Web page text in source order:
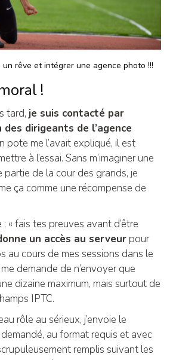
un rêve et intégrer une agence photo !!!
!
tard, je suis contacté par
dirigeants de l’agence
pote me l’avait expliqué, il est
à l’essai. Sans m’imaginer une
de la cour des grands, je
ça comme une récompense de
: « fais tes preuves avant d’être
un accès au serveur pour
au cours de mes sessions dans le
demande de n’envoyer que
dizaine maximum, mais surtout de
IPTC.
rôle au sérieux, j’envoie le
au format requis et avec
remplis suivant les